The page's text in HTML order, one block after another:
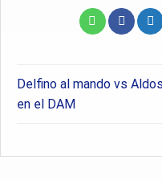
Delfino al mando vs
en el DAM